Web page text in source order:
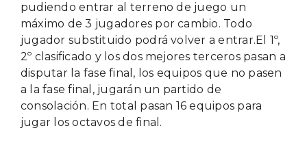
Contacto
ES
pudiendo entrar al terreno de juego un
máximo de 3 jugadores por cambio. Todo
jugador substituido podrá volver a entrar.El 1º,
2º clasificado y los dos mejores terceros pasan a
disputar la fase final, los equipos que no pasen
a la fase final, jugarán un partido de
consolación. En total pasan 16 equipos para
jugar los octavos de final.